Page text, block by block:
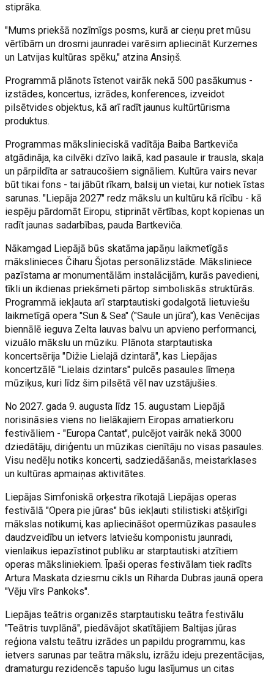
stiprāka.
"Mums priekšā nozīmīgs posms, kurā ar cieņu pret mūsu
vērtībām un drosmi jaunradei varēsim apliecināt Kurzemes
un Latvijas kultūras spēku," atzina Ansiņš.
Programmā plānots īstenot vairāk nekā 500 pasākumus -
izstādes, koncertus, izrādes, konferences, izveidot
pilsētvides objektus, kā arī radīt jaunus kultūrtūrisma
produktus.
Programmas mākslinieciskā vadītāja Baiba Bartkeviča
atgādināja, ka cilvēki dzīvo laikā, kad pasaule ir trausla, skaļa
un pārpildīta ar satraucošiem signāliem. Kultūra vairs nevar
būt tikai fons - tai jābūt rīkam, balsij un vietai, kur notiek īstas
sarunas. "Liepāja 2027" redz mākslu un kultūru kā rīcību - kā
iespēju pārdomāt Eiropu, stiprināt vērtības, kopt kopienas un
radīt jaunas sadarbības, pauda Bartkeviča.
Nākamgad Liepājā būs skatāma japāņu laikmetīgās
mākslinieces Čiharu Šjotas personālizstāde. Māksliniece
pazīstama ar monumentālām instalācijām, kurās pavedieni,
tīkli un ikdienas priekšmeti pārtop simboliskās struktūrās.
Programmā iekļauta arī starptautiski godalgotā lietuviešu
laikmetīgā opera "Sun & Sea" ("Saule un jūra"), kas Venēcijas
biennālē ieguva Zelta lauvas balvu un apvieno performanci,
vizuālo mākslu un mūziku. Plānota starptautiska
koncertsērija "Dižie Lielajā dzintarā", kas Liepājas
koncertzālē "Lielais dzintars" pulcēs pasaules līmeņa
mūziķus, kuri līdz šim pilsētā vēl nav uzstājušies.
No 2027. gada 9. augusta līdz 15. augustam Liepājā
norisināsies viens no lielākajiem Eiropas amatierkoru
festivāliem - "Europa Cantat", pulcējot vairāk nekā 3000
dziedātāju, diriģentu un mūzikas cienītāju no visas pasaules.
Visu nedēļu notiks koncerti, sadziedāšanās, meistarklases
un kultūras apmaiņas aktivitātes.
Liepājas Simfoniskā orķestra rīkotajā Liepājas operas
festivālā "Opera pie jūras" būs iekļauti stilistiski atšķirīgi
mākslas notikumi, kas apliecināšot opermūzikas pasaules
daudzveidību un ietvers latviešu komponistu jaunradi,
vienlaikus iepazīstinot publiku ar starptautiski atzītiem
operas māksliniekiem. Īpaši operas festivālam tiek radīts
Artura Maskata dziesmu cikls un Riharda Dubras jaunā opera
"Vēju vīrs Pankoks".
Liepājas teātris organizēs starptautisku teātra festivālu
"Teātris tuvplānā", piedāvājot skatītājiem Baltijas jūras
reģiona valstu teātru izrādes un papildu programmu, kas
ietvers sarunas par teātra mākslu, izrāžu ideju prezentācijas,
dramaturgu rezidencēs tapušo lugu lasījumus un citas